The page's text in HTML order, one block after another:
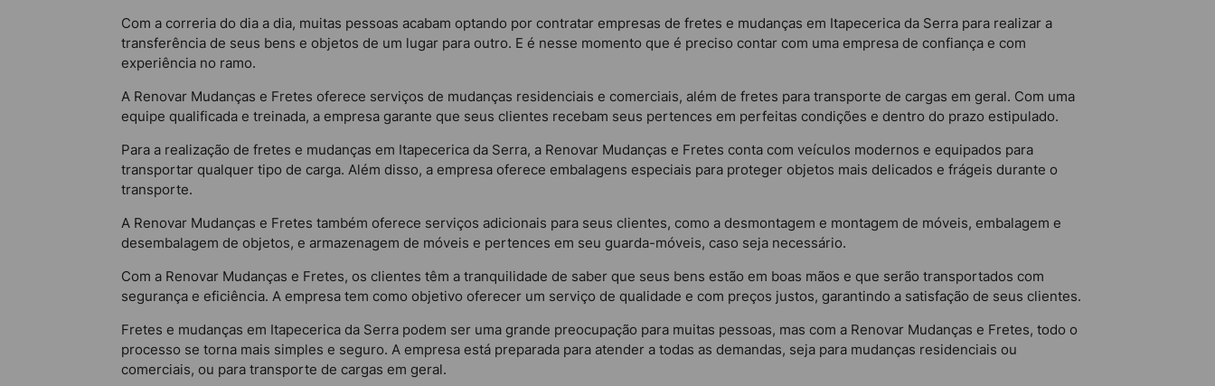
Com a correria do dia a dia, muitas pessoas acabam optando por contratar empresas de fretes e mudanças em Itapecerica da Serra para realizar a
transferência de seus bens e objetos de um lugar para outro. E é nesse momento que é preciso contar com uma empresa de confiança e com
experiência no ramo.
A Renovar Mudanças e Fretes oferece serviços de mudanças residenciais e comerciais, além de fretes para transporte de cargas em geral. Com uma
equipe qualificada e treinada, a empresa garante que seus clientes recebam seus pertences em perfeitas condições e dentro do prazo estipulado.
Para a realização de fretes e mudanças em Itapecerica da Serra, a Renovar Mudanças e Fretes conta com veículos modernos e equipados para
transportar qualquer tipo de carga. Além disso, a empresa oferece embalagens especiais para proteger objetos mais delicados e frágeis durante o
transporte.
A Renovar Mudanças e Fretes também oferece serviços adicionais para seus clientes, como a desmontagem e montagem de móveis, embalagem e
desembalagem de objetos, e armazenagem de móveis e pertences em seu guarda-móveis, caso seja necessário.
Com a Renovar Mudanças e Fretes, os clientes têm a tranquilidade de saber que seus bens estão em boas mãos e que serão transportados com
segurança e eficiência. A empresa tem como objetivo oferecer um serviço de qualidade e com preços justos, garantindo a satisfação de seus clientes.
Fretes e mudanças em Itapecerica da Serra podem ser uma grande preocupação para muitas pessoas, mas com a Renovar Mudanças e Fretes, todo o
processo se torna mais simples e seguro. A empresa está preparada para atender a todas as demandas, seja para mudanças residenciais ou
comerciais, ou para transporte de cargas em geral.